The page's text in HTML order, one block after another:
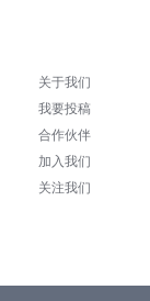
关于我们
我要投稿
合作伙伴
加入我们
关注我们